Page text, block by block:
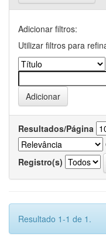
Adicionar filtros:
Utilizar filtros para
Resultados/Página
Registro(s)
Resultado 1-1 de 1.